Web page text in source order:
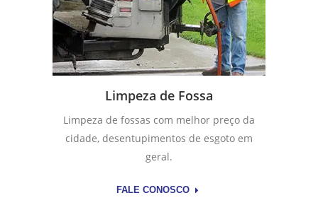
Limpeza de Fossa
Limpeza de fossas com melhor preço da
cidade, desentupimentos de esgoto em
geral.
FALE CONOSCO